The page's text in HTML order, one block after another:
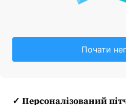
Почати
✓ Персоналізований